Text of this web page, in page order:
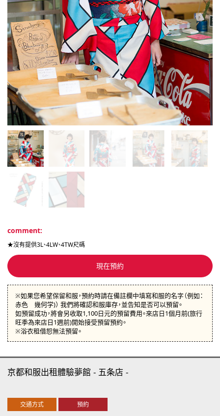
comment:
★沒有提供3L、4LW、4TW尺碼
現在預約
※如果您希望保留和服，預約時請在備註欄中填寫和服的名字（例如：
赤色 幾何学)） 我們將確認和服庫存，並告知是否可以預留。
如預留成功，將會另收取1,100日元的預留費用。來店日1個月前(旅行
旺季為來店日1週前)開始接受預留預約。
※浴衣租借恕無法預留。
京都和服出租體驗夢館 五条店
交通方式 預約